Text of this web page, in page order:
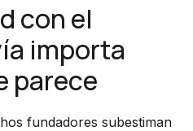
con el
importa
parece
fundadores subestiman